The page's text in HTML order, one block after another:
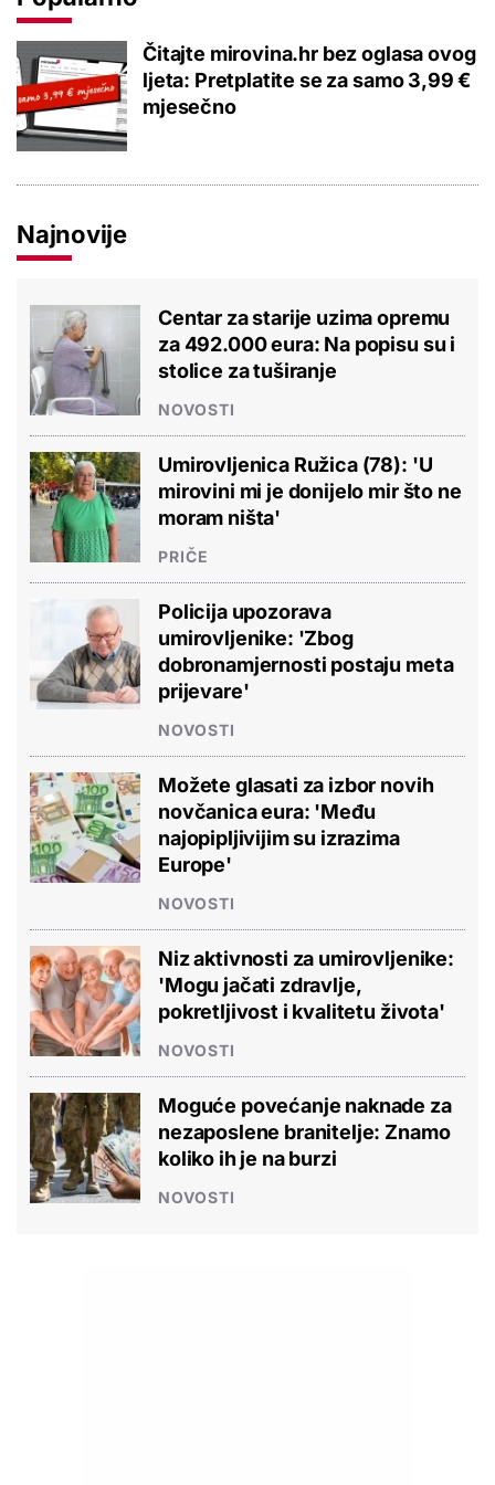
Čitajte mirovina.hr bez oglasa ovog
ljeta: Pretplatite se za samo 3,99 €
mjesečno
Najnovije
Centar za starije uzima opremu
za 492.000 eura: Na popisu su i
stolice za tuširanje
NOVOSTI
Umirovljenica Ružica (78): 'U
mirovini mi je donijelo mir što ne
moram ništa'
PRIČE
Policija upozorava
umirovljenike: 'Zbog
dobronamjernosti postaju meta
prijevare'
NOVOSTI
Možete glasati za izbor novih
novčanica eura: 'Među
najopipljivijim su izrazima
Europe'
NOVOSTI
Niz aktivnosti za umirovljenike:
'Mogu jačati zdravlje,
pokretljivost i kvalitetu života'
NOVOSTI
Moguće povećanje naknade za
nezaposlene branitelje: Znamo
koliko ih je na burzi
NOVOSTI